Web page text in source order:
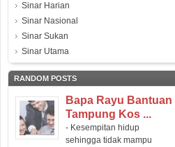
Sinar Harian
Sinar Nasional
Sinar Sukan
Sinar Utama
RANDOM POSTS
Bapa Rayu Bantuan
Tampung Kos ...
- Kesempitan hidup
sehingga tidak mampu